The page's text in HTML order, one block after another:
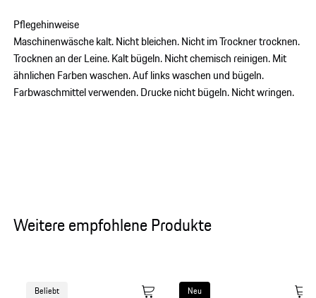
Pflegehinweise
Maschinenwäsche kalt. Nicht bleichen. Nicht im Trockner trocknen.
Trocknen an der Leine. Kalt bügeln. Nicht chemisch reinigen. Mit
ähnlichen Farben waschen. Auf links waschen und bügeln.
Farbwaschmittel verwenden. Drucke nicht bügeln. Nicht wringen.
Weitere empfohlene Produkte
Beliebt Neu